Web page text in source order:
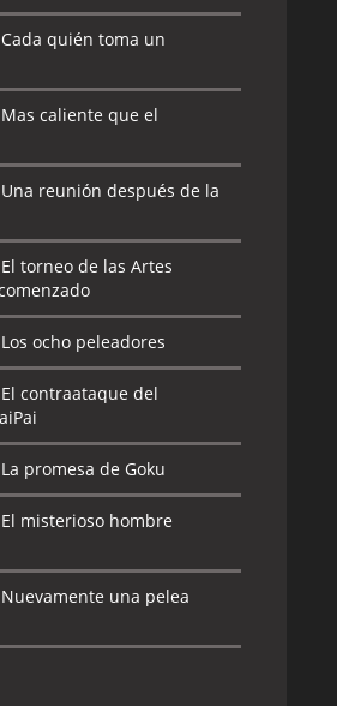
Cada quién toma un
Mas caliente que el
Una reunión después de la
El torneo de las Artes
Los ocho peleadores
El contraataque del
La promesa de Goku
El misterioso hombre
Nuevamente una pelea